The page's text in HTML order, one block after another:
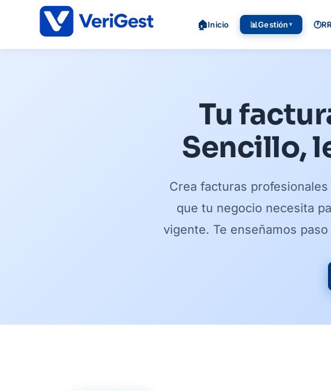
🏠Inicio 📊Gestión▾ 🕐
Tu
Sencillo,
Crea facturas
que tu negocio necesita
vigente. Te enseñamos